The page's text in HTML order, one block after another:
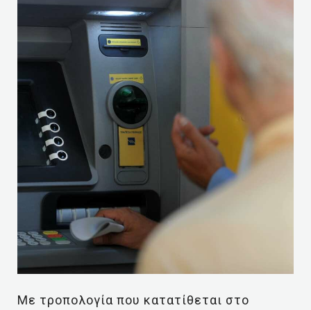
Με τροπολογία που κατατίθεται στο